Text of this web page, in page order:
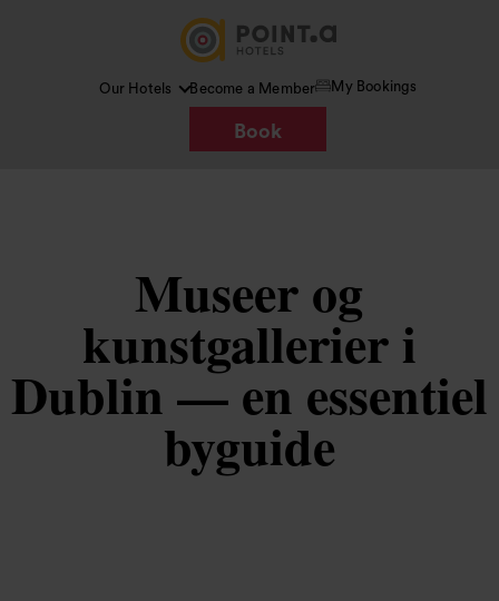
Our Hotels Become a Member My Bookings
Book
Museer og
kunstgallerier i
Dublin — en essentiel
byguide